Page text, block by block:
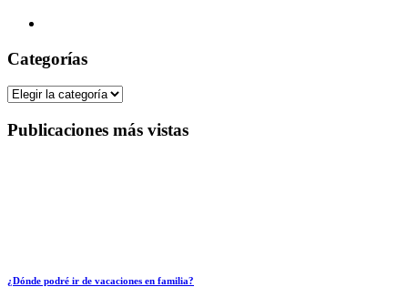
Categorías
Categorías
Publicaciones más vistas
¿Dónde podré ir de vacaciones en familia?